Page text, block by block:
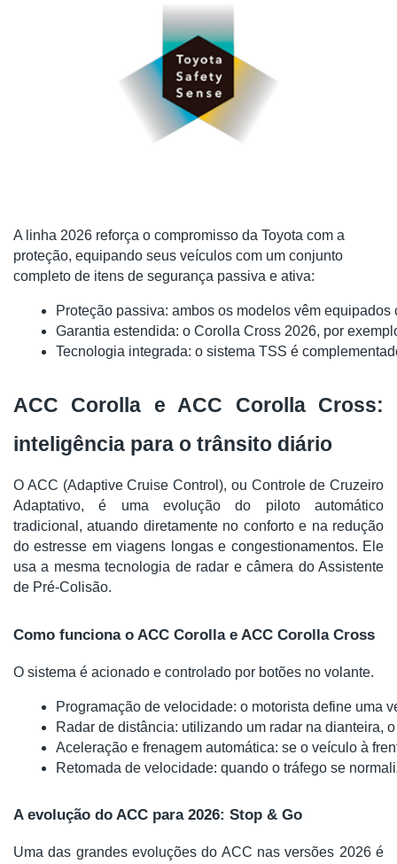
A linha 2026 reforça o compromisso da Toyota com a
proteção, equipando seus veículos com um conjunto
completo de itens de segurança passiva e ativa:
Proteção passiva: ambos os modelos vêm
Garantia estendida: o Corolla Cross 2026, por
Tecnologia integrada: o sistema TSS é
ACC Corolla e ACC Corolla Cross:
inteligência para o trânsito diário
O ACC (Adaptive Cruise Control), ou Controle de Cruzeiro
Adaptativo, é uma evolução do piloto automático
tradicional, atuando diretamente no conforto e na redução
do estresse em viagens longas e congestionamentos. Ele
usa a mesma tecnologia de radar e câmera do Assistente
de Pré-Colisão.
Como funciona o ACC Corolla e ACC Corolla Cross
O sistema é acionado e controlado por botões no volante.
Programação de velocidade: o motorista define uma
Radar de distância: utilizando um radar na dianteira,
Aceleração e frenagem automática: se o veículo à
Retomada de velocidade: quando o tráfego se
A evolução do ACC para 2026: Stop & Go
Uma das grandes evoluções do ACC nas versões 2026 é